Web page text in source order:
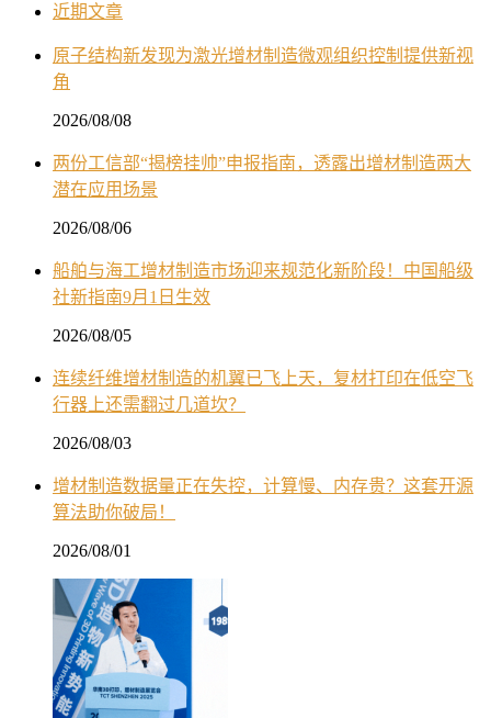
近期文章
原子结构新发现为激光增材制造微观组织控制提供新视
角
2026/08/08
两份工信部“揭榜挂帅”申报指南，透露出增材制造两大
潜在应用场景
2026/08/06
船舶与海工增材制造市场迎来规范化新阶段！中国船级
社新指南9月1日生效
2026/08/05
连续纤维增材制造的机翼已飞上天，复材打印在低空飞
行器上还需翻过几道坎？
2026/08/03
增材制造数据量正在失控，计算慢、内存贵？这套开源
算法助你破局！
2026/08/01